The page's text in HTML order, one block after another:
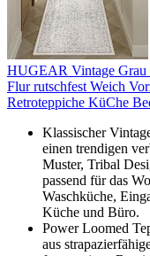
HUGEAR Vintage Grau
Flur rutschfest Weich
Retroteppiche KüChe
Klassischer
einen trendigen
Muster, Tribal
passend für das
Waschküche,
Küche und Büro.
Power Loomed
aus